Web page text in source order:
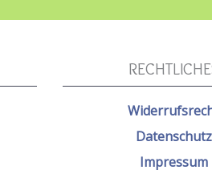
Datenschutz
Impressum